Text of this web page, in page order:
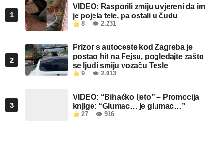
1
VIDEO: Rasporili zmiju uvjereni da im
je pojela tele, pa ostali u čudu
8 👁 2.231
2
Prizor s autoceste kod Zagreba je
postao hit na Fejsu, pogledajte zašto
se ljudi smiju vozaču Tesle
9 👁 2.013
3
VIDEO: “Bihaćko ljeto” – Promocija
knjige: “Glumac… je glumac…”
27 👁 916